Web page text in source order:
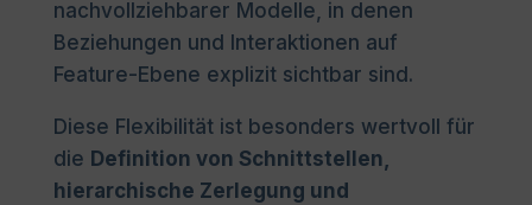
nachvollziehbarer Modelle, in denen
Beziehungen und Interaktionen auf
Feature-Ebene explizit sichtbar sind.
Diese Flexibilität ist besonders wertvoll für
die Definition von Schnittstellen,
hierarchische Zerlegung und